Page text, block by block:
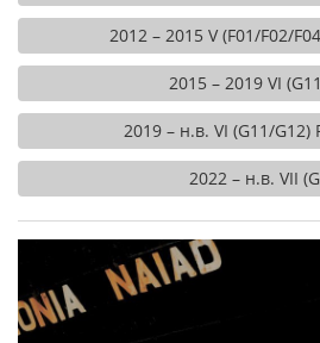
2012 – 2015 V (F01/F02/
2015 – 2019 VI
2019 – н.в. VI (G11/G12)
2022 – н.в. VII